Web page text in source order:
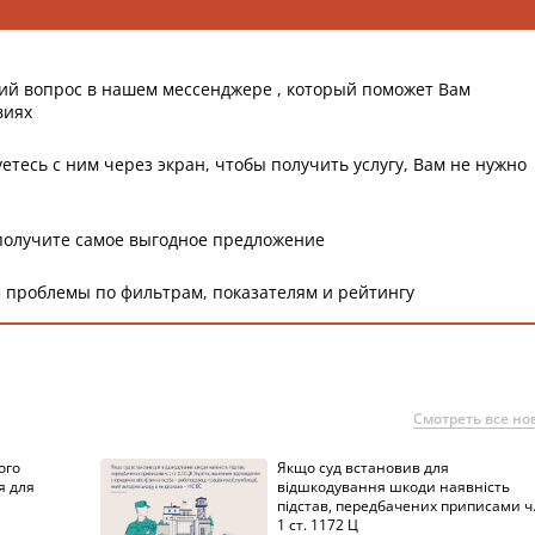
вопрос в нашем мессенджере , который поможет Вам
с ним через экран, чтобы получить услугу, Вам не нужно
самое выгодное предложение
по фильтрам, показателям и рейтингу
Смотреть все
для
Якщо суд встановив для
відшкодування шкоди наявність
підстав, передбачених приписами ч.
1 ст. 1172 Ц